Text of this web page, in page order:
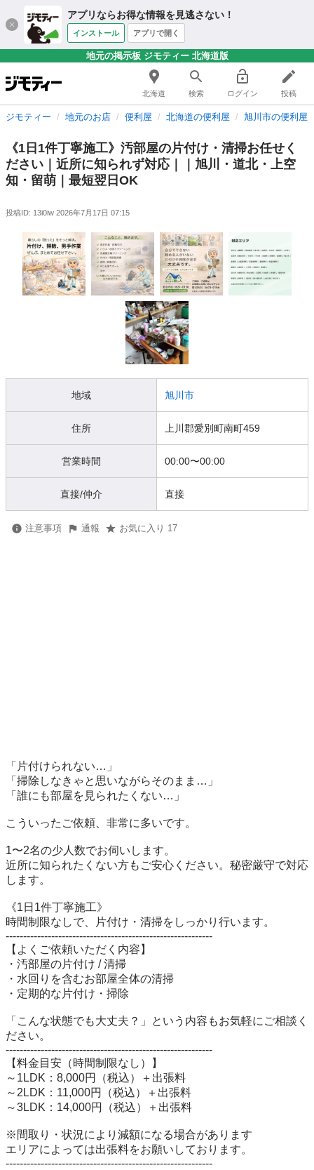
アプリならお得な情報を見逃さない！
インストール アプリで開く
地元の掲示板 ジモティー 北海道版
北海道 検索 ログイン 投稿
ジモティー 地元のお店 便利屋 北海道の便利屋 旭川市の便利屋
《1日1件丁寧施工》汚部屋の片付け・清掃お任せく
ださい｜近所に知られず対応｜｜旭川・道北・上空
知・留萌｜最短翌日OK
投稿ID: 13i0iw 2026年7月17日 07:15
地域 旭川市
住所 上川郡愛別町南町459
営業時間 00:00〜00:00
直接/仲介 直接
注意事項 通報 お気に入り 17
「片付けられない…」
「掃除しなきゃと思いながらそのまま…」
「誰にも部屋を見られたくない…」
こういったご依頼、非常に多いです。
1〜2名の少人数でお伺いします。
近所に知られたくない方もご安心ください。秘密厳守で対応
します。
《1日1件丁寧施工》
時間制限なしで、片付け・清掃をしっかり行います。
-----------------------------------------------------------
【よくご依頼いただく内容】
・汚部屋の片付け / 清掃
・水回りを含むお部屋全体の清掃
・定期的な片付け・掃除
「こんな状態でも大丈夫？」という内容もお気軽にご相談く
ださい。
-----------------------------------------------------------
【料金目安（時間制限なし）】
～1LDK：8,000円（税込）＋出張料
～2LDK：11,000円（税込）＋出張料
～3LDK：14,000円（税込）＋出張料
※間取り・状況により減額になる場合があります
エリアによっては出張料をお願いしております。
-----------------------------------------------------------